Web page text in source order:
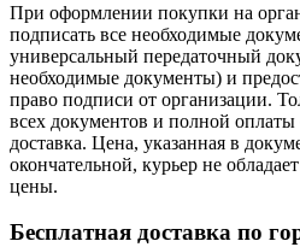
При оформлении покупки на
подписать все необходимые
универсальный передаточный
необходимые документы) и
право подписи от организации.
всех документов и полной оплаты
доставка. Цена, указанная в
окончательной, курьер не
цены.
Бесплатная доставка по